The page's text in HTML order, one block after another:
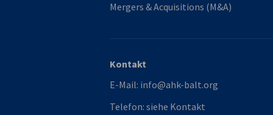
Mergers & Acquisitions (M&A)
Kontakt
E-Mail: info@ahk-balt.org
Telefon: siehe Kontakt